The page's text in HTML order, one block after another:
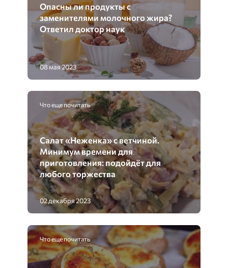
Опасны ли продукты с
заменителями молочного жира?
Ответил доктор наук
08 мая 2023
Что еще почитать
Салат «Неженка» с ветчиной.
Минимум времени для
приготовления: подойдёт для
любого торжества
02 декабря 2023
Что еще почитать